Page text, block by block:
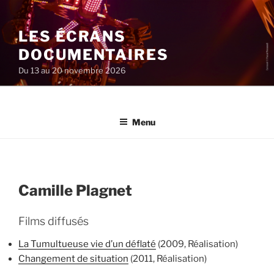
au
contenu
principal
LES ÉCRANS
DOCUMENTAIRES
Du 13 au 20 novembre 2026
Menu
Camille Plagnet
Films diffusés
La Tumultueuse vie d’un déflaté (2009, Réalisation)
Changement de situation (2011, Réalisation)